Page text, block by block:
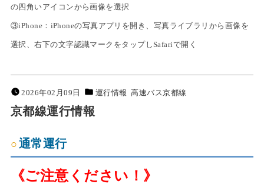
の四角いアイコンから画像を選択
③iPhone：iPhoneの写真アプリを開き、写真ライブラリから画像を
選択、右下の文字認識マークをタップしSafariで開く
2026年02月09日 運行情報 高速バス京都線
京都線運行情報
通常運行
《ご注意ください！》